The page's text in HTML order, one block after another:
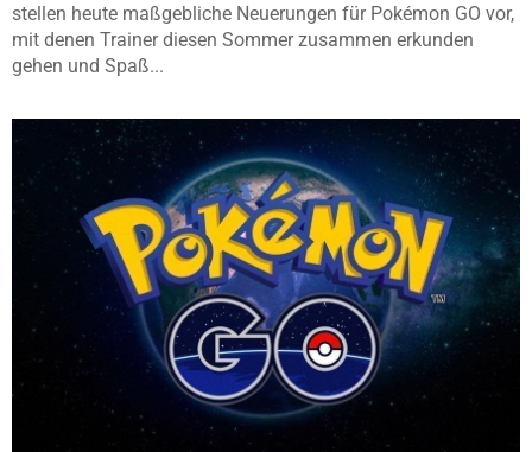
stellen heute maßgebliche Neuerungen für Pokémon GO vor,
mit denen Trainer diesen Sommer zusammen erkunden
gehen und Spaß...